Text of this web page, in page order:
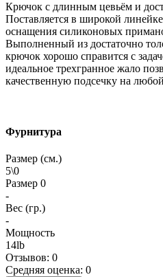
Крючок с длинным цевьём и
Поставляется в широкой
оснащения силиконовых
Выполненный из достаточно
крючок хорошо справится с
идеальное трехгранное жало
качественную подсечку на
Фурнитура
Размер (см.)
5\0
Размер 0
-
Вес (гр.)
-
Мощность
14lb
Отзывов: 0
Средняя оценка: 0